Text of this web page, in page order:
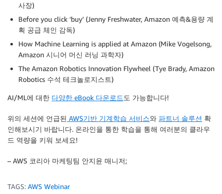
사장)
Before you click ‘buy’ (Jenny Freshwater, Amazon 예측&용량 계
획 공급 체인 감독)
How Machine Learning is applied at Amazon (Mike Vogelsong,
Amazon 시니어 머신 러닝 과학자)
The Amazon Robotics Innovation Flywheel (Tye Brady, Amazon
Robotics 수석 테크놀로지스트)
AI/ML에 대한 다양한 eBook 다운로드 도 가능합니다!
위의 세션에 언급된 AWS기반 기계학습 서비스와 파트너 솔루션 확
인해보시기 바랍니다. 온라인을 통한 학습을 통해 여러분의 클라우
드 역량을 키워 보세요!
– AWS 코리아 마케팅팀 안지윤 매니저;
TAGS: AWS Webinar